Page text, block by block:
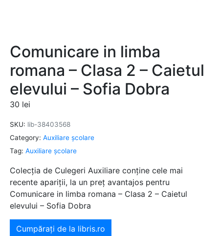
Comunicare in limba
romana – Clasa 2 – Caietul
elevului – Sofia Dobra
30 lei
SKU: lib-38403568
Category: Auxiliare şcolare
Tag: Auxiliare şcolare
Colecția de Culegeri Auxiliare conține cele mai
recente apariții, la un preț avantajos pentru
Comunicare in limba romana – Clasa 2 – Caietul
elevului – Sofia Dobra
Cumpărați de la libris.ro